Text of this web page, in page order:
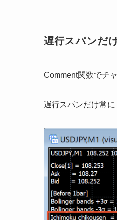
遅行スパンだ
Comment関数でチ
遅行スパンだけ常に